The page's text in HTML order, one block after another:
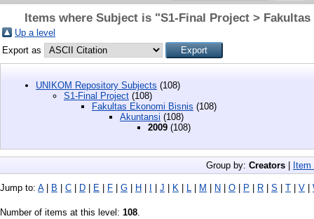
Items where Subject is "S1-Final Project >
Up a level
Export as
UNIKOM Repository Subjects (108)
S1-Final Project (108)
Fakultas Ekonomi Bisnis (108)
Akuntansi (108)
2009 (108)
Group by: Creators | Item
Jump to: A| B | C | D | E | F | G | H | I | J | K | L | M | N | O | P | R | S | T | V |
Number of items at this level: 108